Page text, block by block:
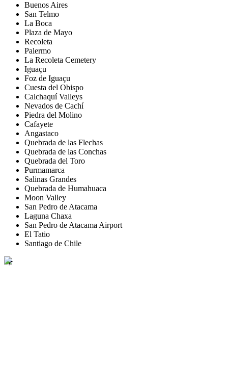
Buenos Aires
San Telmo
La Boca
Plaza de Mayo
Recoleta
Palermo
La Recoleta Cemetery
Iguaçu
Foz de Iguaçu
Cuesta del Obispo
Calchaquí Valleys
Nevados de Cachí
Piedra del Molino
Cafayete
Angastaco
Quebrada de las Flechas
Quebrada de las Conchas
Quebrada del Toro
Purmamarca
Salinas Grandes
Quebrada de Humahuaca
Moon Valley
San Pedro de Atacama
Laguna Chaxa
San Pedro de Atacama Airport
El Tatio
Santiago de Chile